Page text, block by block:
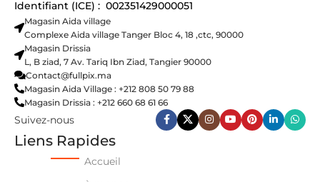
Identifiant (ICE) : 002351429000051
Magasin Aida village
Complexe Aida village Tanger Bloc 4, 18 ,ctc, 90000
Magasin Drissia
L, B ziad, 7 Av. Tariq Ibn Ziad, Tangier 90000
Contact@fullpix.ma
Magasin Aida Village : +212 808 50 79 88
Magasin Drissia : +212 660 68 61 66
Suivez-nous
Liens Rapides
Accueil